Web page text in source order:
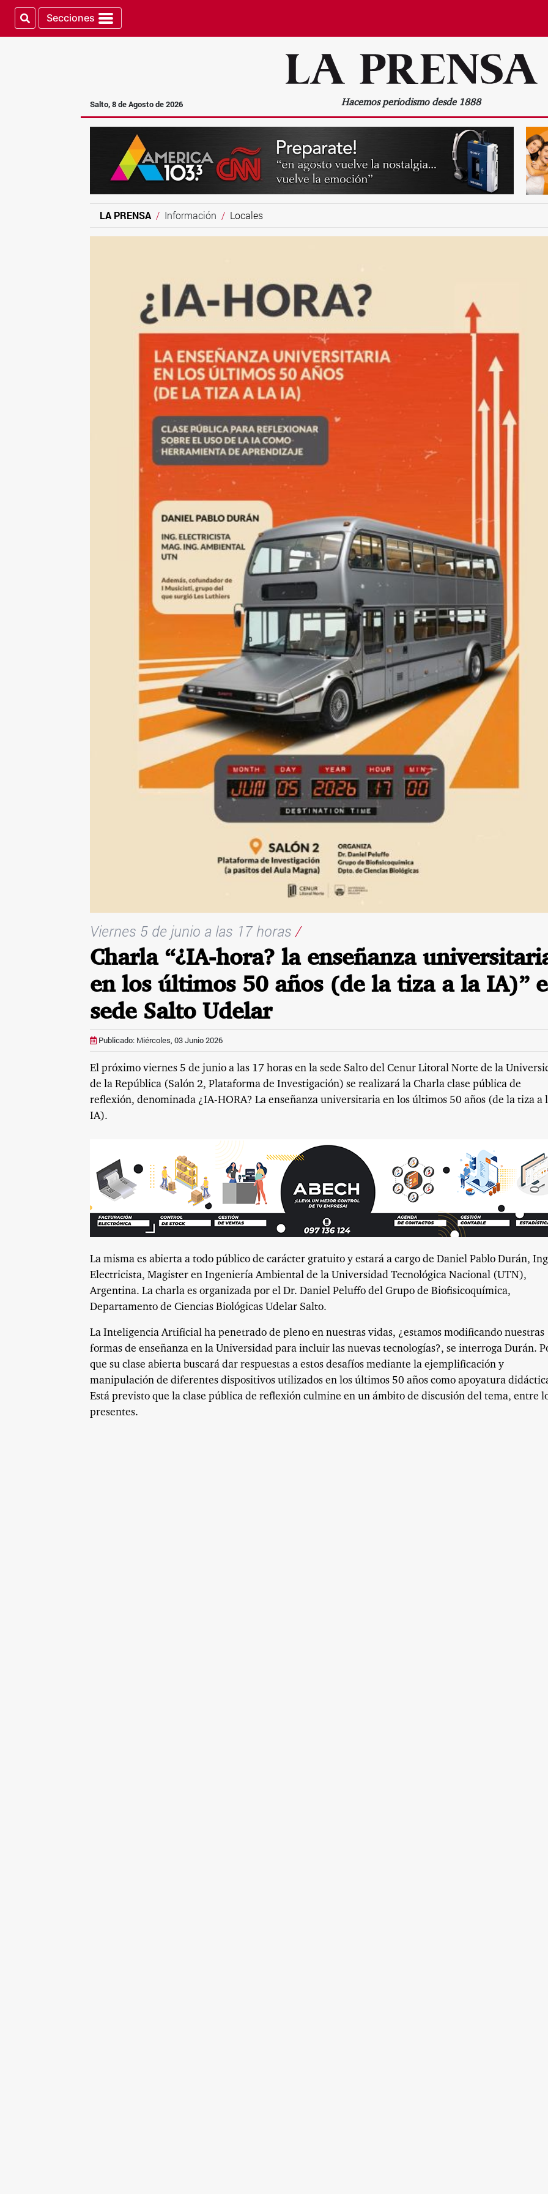
Secciones
Salto, 8 de Agosto de 2026 Hacemos periodismo desde 1888
LA PRENSA Información Locales
Viernes 5 de junio a las 17 horas/
Charla “¿IA-hora? la enseñanza
en los últimos 50 años (de la tiza a la IA)”
sede Salto Udelar
Publicado: Miércoles, 03 Junio 2026
El próximo viernes 5 de junio a las 17 horas en la sede Salto del Cenur Litoral Norte de la
de la República (Salón 2, Plataforma de Investigación) se realizará la Charla clase pública de
reflexión, denominada ¿IA-HORA? La enseñanza universitaria en los últimos 50 años (de la tiza a
IA).
La misma es abierta a todo público de carácter gratuito y estará a cargo de Daniel Pablo Durán,
Electricista, Magister en Ingeniería Ambiental de la Universidad Tecnológica Nacional (UTN),
Argentina. La charla es organizada por el Dr. Daniel Peluffo del Grupo de Biofisicoquímica,
Departamento de Ciencias Biológicas Udelar Salto.
La Inteligencia Artificial ha penetrado de pleno en nuestras vidas, ¿estamos modificando nuestras
formas de enseñanza en la Universidad para incluir las nuevas tecnologías?, se interroga Durán.
que su clase abierta buscará dar respuestas a estos desafíos mediante la ejemplificación y
manipulación de diferentes dispositivos utilizados en los últimos 50 años como apoyatura
Está previsto que la clase pública de reflexión culmine en un ámbito de discusión del tema, entre
presentes.